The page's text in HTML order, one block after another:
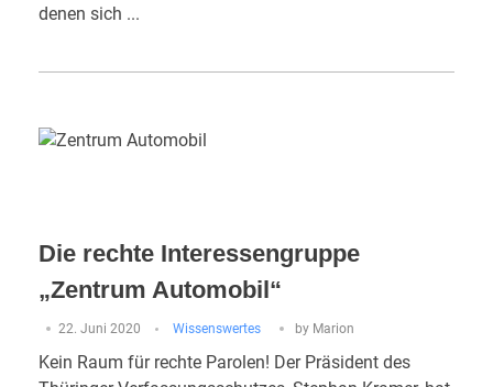
denen sich ...
Die rechte Interessengruppe
„Zentrum Automobil“
22. Juni 2020 Wissenswertes by Marion
Kein Raum für rechte Parolen! Der Präsident des